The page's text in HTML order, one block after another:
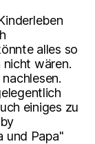
alles so
nicht wären.
einiges zu
und Papa"